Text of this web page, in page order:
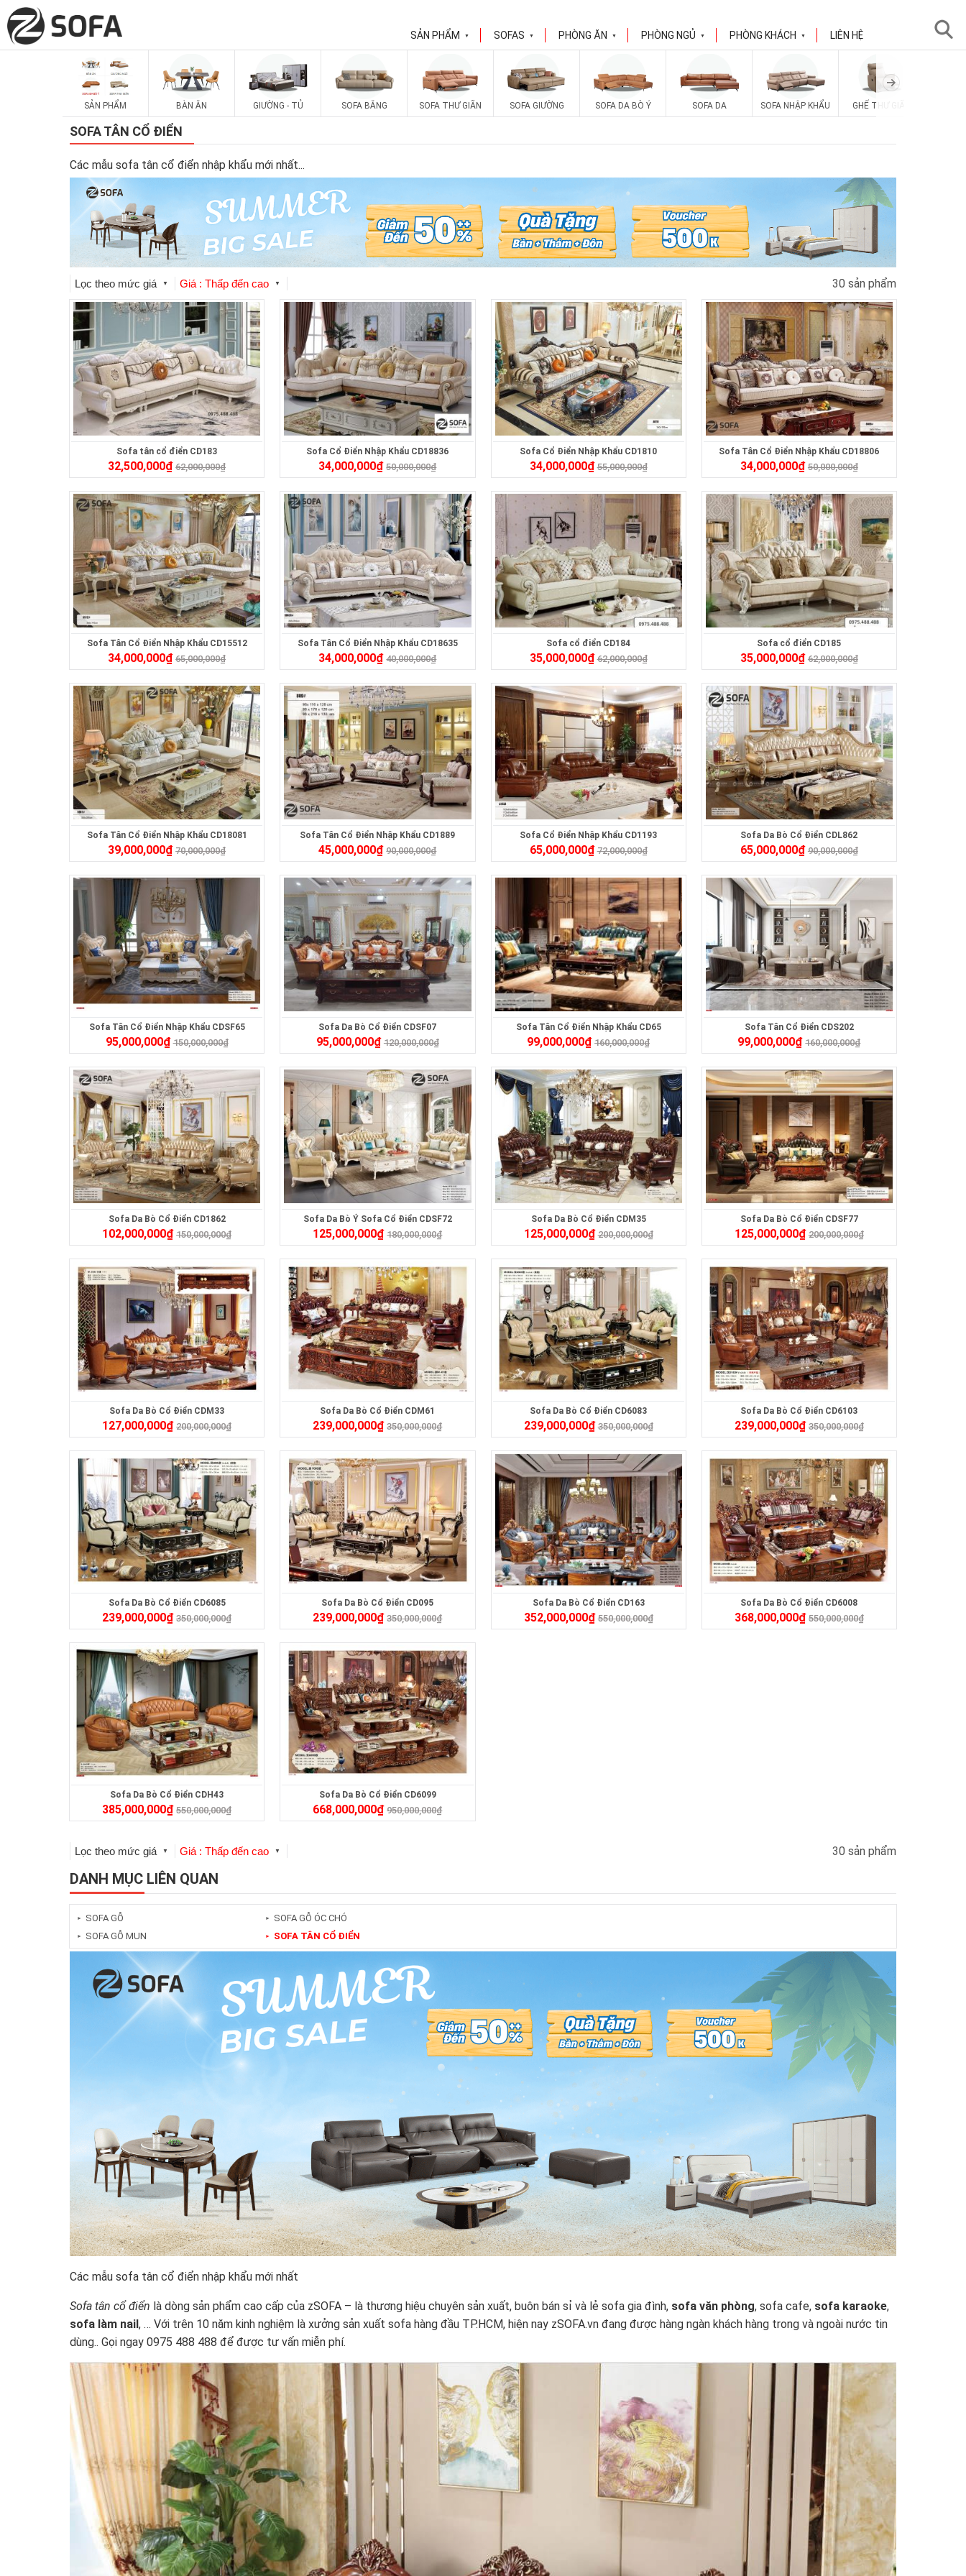
SẢN PHẨM ▼ SOFAS ▼ PHÒNG ĂN ▼ PHÒNG NGỦ ▼ PHÒNG KHÁCH ▼ LIÊN HỆ
SẢN PHẨM BÀN ĂN GIƯỜNG - TỦ SOFA BĂNG SOFA THƯ GIÃN SOFA GIƯỜNG SOFA DA BÒ Ý SOFA DA SOFA NHẬP KHẨU GHẾ THƯ GIÃN
SOFA TÂN CỔ ĐIỂN
Các mẫu sofa tân cổ điển nhập khẩu mới nhất...
Lọc theo mức giá ▼ Giá : Thấp đến cao ▼ 30 sản phẩm
Sofa tân cổ điển CD183
32,500,000₫ 62,000,000₫
Sofa Cổ Điển Nhập Khẩu CD18836
34,000,000₫ 50,000,000₫
Sofa Cổ Điển Nhập Khẩu CD1810
34,000,000₫ 55,000,000₫
Sofa Tân Cổ Điển Nhập Khẩu CD18806
34,000,000₫ 50,000,000₫
Sofa Tân Cổ Điển Nhập Khẩu CD15512
34,000,000₫ 65,000,000₫
Sofa Tân Cổ Điển Nhập Khẩu CD18635
34,000,000₫ 40,000,000₫
Sofa cổ điển CD184
35,000,000₫ 62,000,000₫
Sofa cổ điển CD185
35,000,000₫ 62,000,000₫
Sofa Tân Cổ Điển Nhập Khẩu CD18081
39,000,000₫ 70,000,000₫
Sofa Tân Cổ Điển Nhập Khẩu CD1889
45,000,000₫ 90,000,000₫
Sofa Cổ Điển Nhập Khẩu CD1193
65,000,000₫ 72,000,000₫
Sofa Da Bò Cổ Điển CDL862
65,000,000₫ 90,000,000₫
Sofa Tân Cổ Điển Nhập Khẩu CDSF65
95,000,000₫ 150,000,000₫
Sofa Da Bò Cổ Điển CDSF07
95,000,000₫ 120,000,000₫
Sofa Tân Cổ Điển Nhập Khẩu CD65
99,000,000₫ 160,000,000₫
Sofa Tân Cổ Điển CDS202
99,000,000₫ 160,000,000₫
Sofa Da Bò Cổ Điển CD1862
102,000,000₫ 150,000,000₫
Sofa Da Bò Ý Sofa Cổ Điển CDSF72
125,000,000₫ 180,000,000₫
Sofa Da Bò Cổ Điển CDM35
125,000,000₫ 200,000,000₫
Sofa Da Bò Cổ Điển CDSF77
125,000,000₫ 200,000,000₫
Sofa Da Bò Cổ Điển CDM33
127,000,000₫ 200,000,000₫
Sofa Da Bò Cổ Điển CDM61
239,000,000₫ 350,000,000₫
Sofa Da Bò Cổ Điển CD6083
239,000,000₫ 350,000,000₫
Sofa Da Bò Cổ Điển CD6103
239,000,000₫ 350,000,000₫
Sofa Da Bò Cổ Điển CD6085
239,000,000₫ 350,000,000₫
Sofa Da Bò Cổ Điển CD095
239,000,000₫ 350,000,000₫
Sofa Da Bò Cổ Điển CD163
352,000,000₫ 550,000,000₫
Sofa Da Bò Cổ Điển CD6008
368,000,000₫ 550,000,000₫
Sofa Da Bò Cổ Điển CDH43
385,000,000₫ 550,000,000₫
Sofa Da Bò Cổ Điển CD6099
668,000,000₫ 950,000,000₫
Lọc theo mức giá ▼ Giá : Thấp đến cao ▼ 30 sản phẩm
DANH MỤC LIÊN QUAN
► SOFA GỖ
► SOFA GỖ MUN
► SOFA GỖ ÓC CHÓ
► SOFA TÂN CỔ ĐIỂN
Các mẫu sofa tân cổ điển nhập khẩu mới nhất
Sofa tân cổ điển là dòng sản phẩm cao cấp của zSOFA – là thương hiệu chuyên sản xuất, buôn bán sỉ và lẻ sofa gia đình, sofa văn phòng, sofa cafe, sofa karaoke,
sofa làm nail, … Với trên 10 năm kinh nghiệm là xưởng sản xuất sofa hàng đầu TP.HCM, hiện nay zSOFA.vn đang được hàng ngàn khách hàng trong và ngoài nước tin
dùng.. Gọi ngay 0975 488 488 để được tư vấn miễn phí.